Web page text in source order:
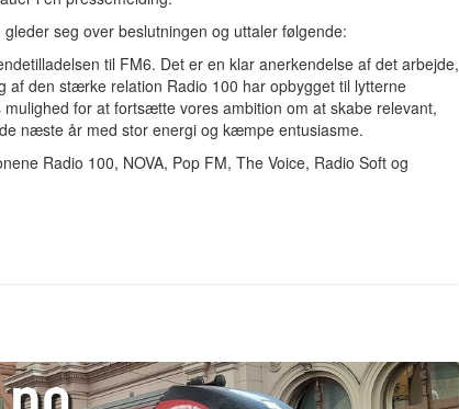
seg over beslutningen og uttaler følgende:
til FM6. Det er en klar anerkendelse af det arbejde,
af den stærke relation Radio 100 har opbygget til lytterne
for at fortsætte vores ambition om at skabe relevant,
næste år med stor energi og kæmpe entusiasme.
Radio 100, NOVA, Pop FM, The Voice, Radio Soft og